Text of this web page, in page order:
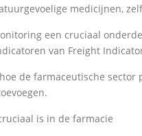
medicijnen,
een cruciaal
van Freight
de farmaceutische
is in de farmacie